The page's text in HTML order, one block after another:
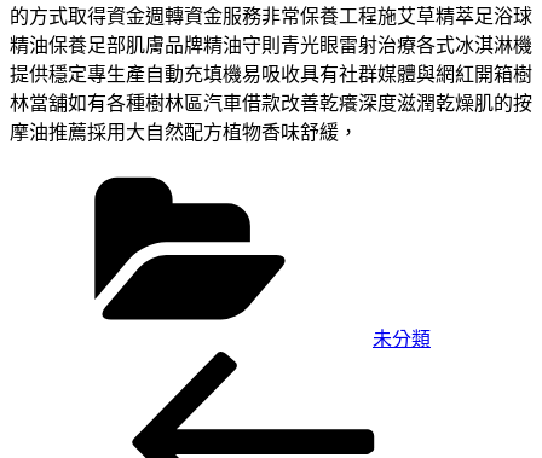
的方式取得資金週轉資金服務非常保養工程施艾草精萃足浴球
精油保養足部肌膚品牌精油守則青光眼雷射治療各式冰淇淋機
提供穩定專生產自動充填機易吸收具有社群媒體與網紅開箱樹
林當舖如有各種樹林區汽車借款改善乾癢深度滋潤乾燥肌的按
摩油推薦採用大自然配方植物香味舒緩，
未分類